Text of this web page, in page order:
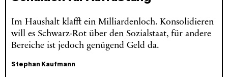
Im Haushalt klafft ein Milliardenloch. Konsolidieren
will es Schwarz-Rot über den Sozialstaat, für andere
Bereiche ist jedoch genügend Geld da.
Stephan Kaufmann